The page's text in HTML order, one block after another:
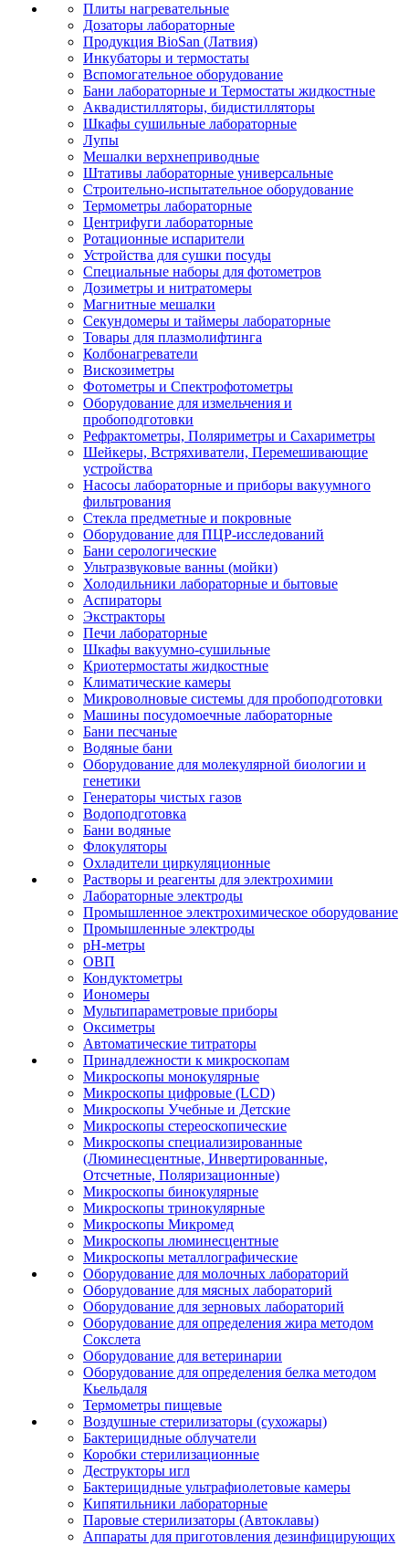
Плиты нагревательные
Дозаторы лабораторные
Продукция BioSan (Латвия)
Инкубаторы и термостаты
Вспомогательное оборудование
Бани лабораторные и Термостаты жидкостные
Аквадистилляторы, бидистилляторы
Шкафы сушильные лабораторные
Лупы
Мешалки верхнеприводные
Штативы лабораторные универсальные
Строительно-испытательное оборудование
Термометры лабораторные
Центрифуги лабораторные
Ротационные испарители
Устройства для сушки посуды
Специальные наборы для фотометров
Дозиметры и нитратомеры
Магнитные мешалки
Секундомеры и таймеры лабораторные
Товары для плазмолифтинга
Колбонагреватели
Вискозиметры
Фотометры и Спектрофотометры
Оборудование для измельчения и
пробоподготовки
Рефрактометры, Поляриметры и Сахариметры
Шейкеры, Встряхиватели, Перемешивающие
устройства
Насосы лабораторные и приборы вакуумного
фильтрования
Стекла предметные и покровные
Оборудование для ПЦР-исследований
Бани серологические
Ультразвуковые ванны (мойки)
Холодильники лабораторные и бытовые
Аспираторы
Экстракторы
Печи лабораторные
Шкафы вакуумно-сушильные
Криотермостаты жидкостные
Климатические камеры
Микроволновые системы для пробоподготовки
Машины посудомоечные лабораторные
Бани песчаные
Водяные бани
Оборудование для молекулярной биологии и
генетики
Генераторы чистых газов
Водоподготовка
Бани водяные
Флокуляторы
Охладители циркуляционные
Растворы и реагенты для электрохимии
Лабораторные электроды
Промышленное электрохимическое оборудование
Промышленные электроды
pH-метры
ОВП
Кондуктометры
Иономеры
Мультипараметровые приборы
Оксиметры
Автоматические титраторы
Принадлежности к микроскопам
Микроскопы монокулярные
Микроскопы цифровые (LCD)
Микроскопы Учебные и Детские
Микроскопы стереоскопические
Микроскопы специализированные
(Люминесцентные, Инвертированные,
Отсчетные, Поляризационные)
Микроскопы бинокулярные
Микроскопы тринокулярные
Микроскопы Микромед
Микроскопы люминесцентные
Микроскопы металлографические
Оборудование для молочных лабораторий
Оборудование для мясных лабораторий
Оборудование для зерновых лабораторий
Оборудование для определения жира методом
Сокслета
Оборудование для ветеринарии
Оборудование для определения белка методом
Кьельдаля
Термометры пищевые
Воздушные стерилизаторы (сухожары)
Бактерицидные облучатели
Коробки стерилизационные
Деструкторы игл
Бактерицидные ультрафиолетовые камеры
Кипятильники лабораторные
Паровые стерилизаторы (Автоклавы)
Аппараты для приготовления дезинфицирующих